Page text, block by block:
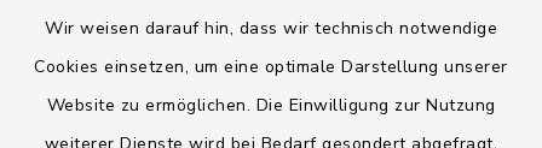
Wir weisen darauf hin, dass wir technisch notwendige
Cookies einsetzen, um eine optimale Darstellung unserer
Website zu ermöglichen. Die Einwilligung zur Nutzung
Kontakt